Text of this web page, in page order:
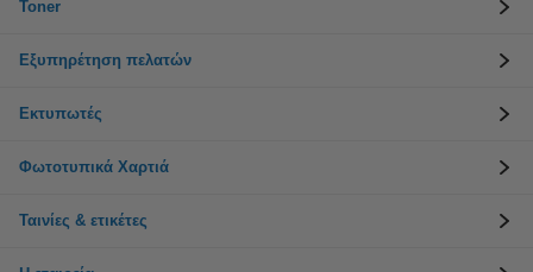
Toner
Εξυπηρέτηση πελατών
Εκτυπωτές
Φωτοτυπικά Χαρτιά
Ταινίες & ετικέτες